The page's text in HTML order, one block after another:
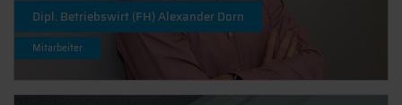
Dipl. Betriebswirt (FH) Alexander Dorn
Mitarbeiter